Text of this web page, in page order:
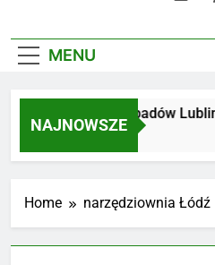
MENU
NAJNOWSZE
Utylizacja odpadów Lublin
2 Miesiące Ago
Home narzędziownia Łódź